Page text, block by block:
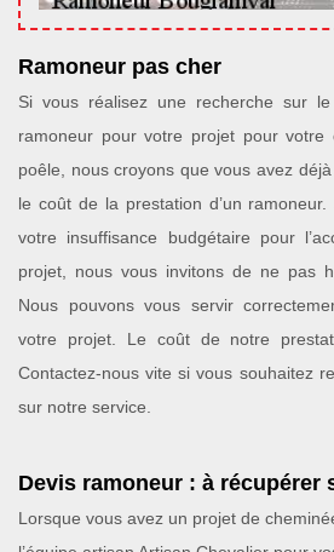
Ramoneur pas cher
Si vous réalisez une recherche sur le
ramoneur pour votre projet pour votre
poêle, nous croyons que vous avez
le coût de la prestation d’un
votre insuffisance budgétaire pour
projet, nous vous invitons de ne pas
Nous pouvons vous servir
votre projet. Le coût de notre
Contactez-nous vite si vous souhaitez
sur notre service.
Devis ramoneur : à récupérer
Lorsque vous avez un projet de